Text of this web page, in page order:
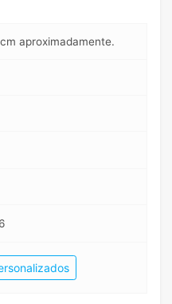
aproximadamente.